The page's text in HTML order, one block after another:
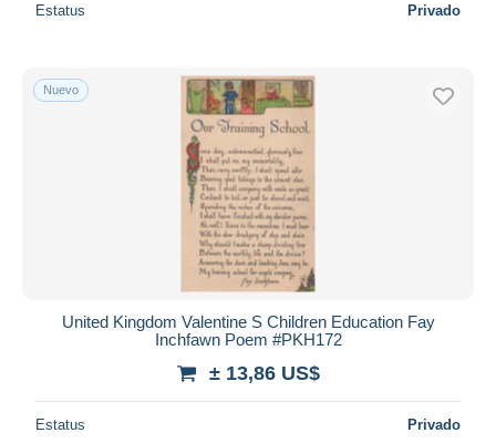
Estatus Privado
Nuevo
United Kingdom Valentine S Children Education Fay
Inchfawn Poem #PKH172
± 13,86 US$
Estatus Privado